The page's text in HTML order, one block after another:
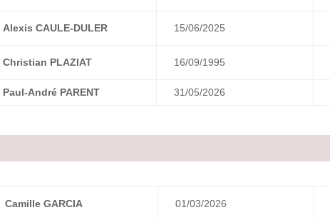
Alexis CAULE-DULER 15/06/2025
Christian PLAZIAT 16/09/1995
Paul-André PARENT 31/05/2026
Camille GARCIA 01/03/2026